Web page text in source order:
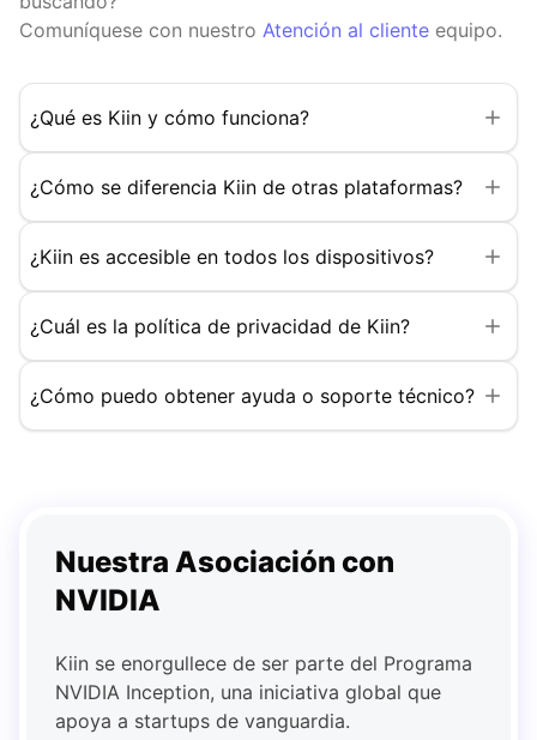
Comuníquese con nuestro Atención al cliente equipo.
¿Qué es Kiin y cómo funciona?
¿Cómo se diferencia Kiin de otras plataformas?
¿Kiin es accesible en todos los dispositivos?
¿Cuál es la política de privacidad de Kiin?
¿Cómo puedo obtener ayuda o soporte técnico?
Nuestra Asociación con
NVIDIA
Kiin se enorgullece de ser parte del Programa
NVIDIA Inception, una iniciativa global que
apoya a startups de vanguardia.